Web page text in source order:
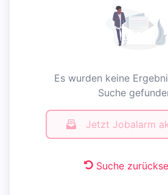
Es wurden keine
Suche
Jetzt Jobalarm
Suche